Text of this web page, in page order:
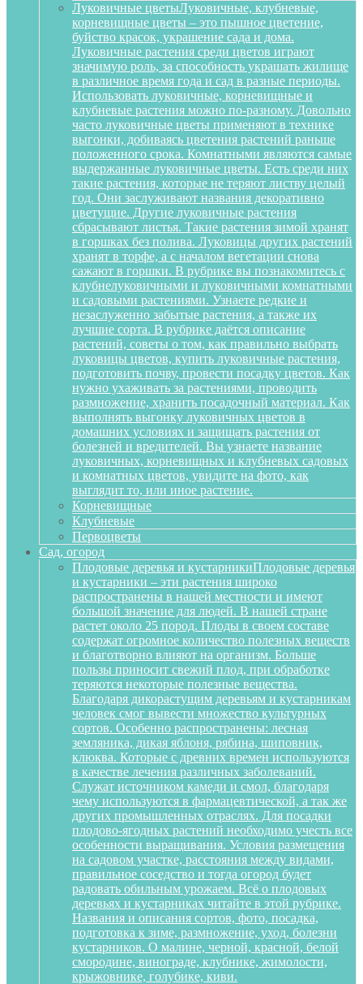
Луковичные цветыЛуковичные, клубневые,
корневищные цветы – это пышное цветение,
буйство красок, украшение сада и дома.
Луковичные растения среди цветов играют
значимую роль, за способность украшать жилище
в различное время года и сад в разные периоды.
Использовать луковичные, корневищные и
клубневые растения можно по-разному. Довольно
часто луковичные цветы применяют в технике
выгонки, добиваясь цветения растений раньше
положенного срока. Комнатными являются самые
выдержанные луковичные цветы. Есть среди них
такие растения, которые не теряют листву целый
год. Они заслуживают названия декоративно
цветущие. Другие луковичные растения
сбрасывают листья. Такие растения зимой хранят
в горшках без полива. Луковицы других растений
хранят в торфе, а с началом вегетации снова
сажают в горшки. В рубрике вы познакомитесь с
клубнелуковичными и луковичными комнатными
и садовыми растениями. Узнаете редкие и
незаслуженно забытые растения, а также их
лучшие сорта. В рубрике даётся описание
растений, советы о том, как правильно выбрать
луковицы цветов, купить луковичные растения,
подготовить почву, провести посадку цветов. Как
нужно ухаживать за растениями, проводить
размножение, хранить посадочный материал. Как
выполнять выгонку луковичных цветов в
домашних условиях и защищать растения от
болезней и вредителей. Вы узнаете название
луковичных, корневищных и клубневых садовых
и комнатных цветов, увидите на фото, как
выглядит то, или иное растение.
Корневищные
Клубневые
Первоцветы
Сад, огород
Плодовые деревья и кустарникиПлодовые деревья
и кустарники – эти растения широко
распространены в нашей местности и имеют
большой значение для людей. В нашей стране
растет около 25 пород. Плоды в своем составе
содержат огромное количество полезных веществ
и благотворно влияют на организм. Больше
пользы приносит свежий плод, при обработке
теряются некоторые полезные вещества.
Благодаря дикорастущим деревьям и кустарникам
человек смог вывести множество культурных
сортов. Особенно распространены: лесная
земляника, дикая яблоня, рябина, шиповник,
клюква. Которые с древних времен используются
в качестве лечения различных заболеваний.
Служат источником камеди и смол, благодаря
чему используются в фармацевтической, а так же
других промышленных отраслях. Для посадки
плодово-ягодных растений необходимо учесть все
особенности выращивания. Условия размещения
на садовом участке, расстояния между видами,
правильное соседство и тогда огород будет
радовать обильным урожаем. Всё о плодовых
деревьях и кустарниках читайте в этой рубрике.
Названия и описания сортов, фото, посадка,
подготовка к зиме, размножение, уход, болезни
кустарников. О малине, черной, красной, белой
смородине, винограде, клубнике, жимолости,
крыжовнике, голубике, киви.